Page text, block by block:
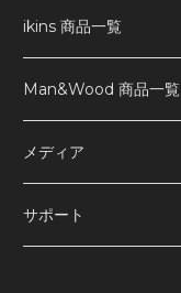
ikins 商品一覧
Man&Wood 商品一覧
メディア
サポート